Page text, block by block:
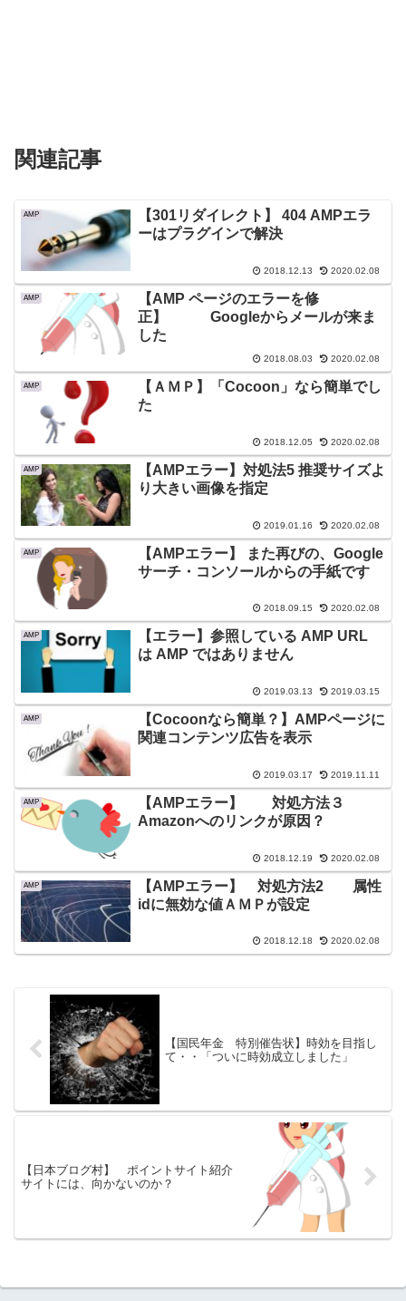
関連記事
AMP
【301リダイレクト】 404 AMPエラ
ーはプラグインで解決
2018.12.13 2020.02.08
AMP
【AMP ページのエラーを修
正】 Googleからメールが来ま
した
2018.08.03 2020.02.08
AMP
【ＡＭＰ】「Cocoon」なら簡単でし
た
2018.12.05 2020.02.08
AMP
【AMPエラー】対処法5 推奨サイズよ
り大きい画像を指定
2019.01.16 2020.02.08
AMP
【AMPエラー】 また再びの、Google
サーチ・コンソールからの手紙です
2018.09.15 2020.02.08
AMP
【エラー】参照している AMP URL
は AMP ではありません
2019.03.13 2019.03.15
AMP
【Cocoonなら簡単？】AMPページに
関連コンテンツ広告を表示
2019.03.17 2019.11.11
AMP
【AMPエラー】 対処方法３
Amazonへのリンクが原因？
2018.12.19 2020.02.08
AMP
【AMPエラー】 対処方法2 属性
idに無効な値ＡＭＰが設定
2018.12.18 2020.02.08
【国民年金 特別催告状】時効を目指し
て・・「ついに時効成立しました」
【日本ブログ村】 ポイントサイト紹介
サイトには、向かないのか？